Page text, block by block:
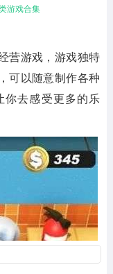
游戏合集
营游戏，游戏独特
可以随意制作各种
你去感受更多的乐